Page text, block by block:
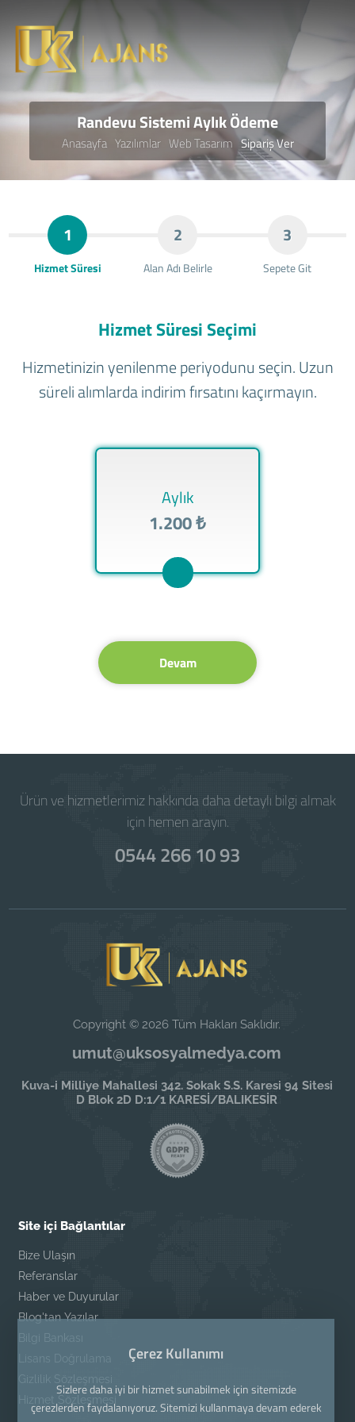
Randevu Sistemi Aylık Ödeme
Anasayfa Yazılımlar Web Tasarım Sipariş Ver
1
Hizmet Süresi
2
Alan Adı Belirle
3
Sepete Git
Hizmet Süresi Seçimi
Hizmetinizin yenilenme periyodunu seçin. Uzun
süreli alımlarda indirim fırsatını kaçırmayın.
Aylık
1.200 ₺
Devam
Ürün ve hizmetlerimiz hakkında daha detaylı bilgi almak
için hemen arayın.
0544 266 10 93
Copyright © 2026 Tüm Hakları Saklıdır.
umut@uksosyalmedya.com
Kuva-i Milliye Mahallesi 342. Sokak S.S. Karesi 94 Sitesi
D Blok 2D D:1/1 KARESİ/BALIKESİR
Site içi Bağlantılar
Bize Ulaşın
Referanslar
Haber ve Duyurular
Blog'tan Yazılar
Bilgi Bankası
Lisans Doğrulama
Gizlilik Sözleşmesi
Hizmet Sözleşmesi
Çerez Kullanımı
Sizlere daha iyi bir hizmet sunabilmek için sitemizde
çerezlerden faydalanıyoruz. Sitemizi kullanmaya devam ederek